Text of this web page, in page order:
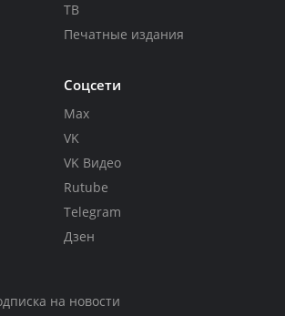
ТВ
Печатные издания
Соцсети
Max
VK
VK Видео
Rutube
Telegram
Дзен
на новости